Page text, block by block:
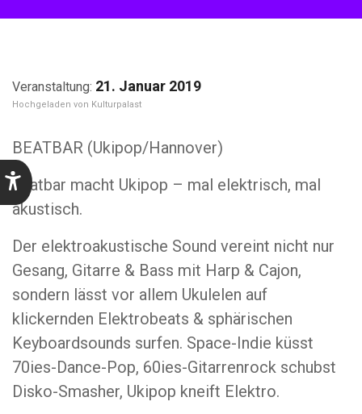
21. Januar 2019
Kulturpalast
BEATBAR (Ukipop/Hannover)
beatbar macht Ukipop – mal elektrisch, mal
akustisch.
Der elektroakustische Sound vereint nicht nur
Gesang, Gitarre & Bass mit Harp & Cajon,
sondern lässt vor allem Ukulelen auf
klickernden Elektrobeats & sphärischen
Keyboardsounds surfen. Space-Indie küsst
70ies-Dance-Pop, 60ies-Gitarrenrock schubst
Disko-Smasher, Ukipop kneift Elektro.